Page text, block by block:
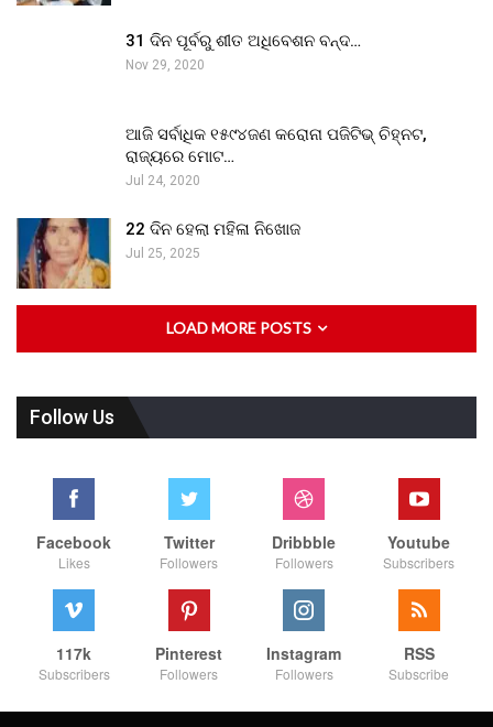
31 ଦିନ ପୂର୍ବରୁ ଶୀତ ଅଧିବେଶନ ବନ୍ଦ…
Nov 29, 2020
ଆଜି ସର୍ବାଧିକ ୧୫୯୪ଜଣ କରୋନା ପଜିଟିଭ୍ ଚିହ୍ନଟ,
ରାଜ୍ୟରେ ମୋଟ…
Jul 24, 2020
22 ଦିନ ହେଲା ମହିଳା ନିଖୋଜ
Jul 25, 2025
LOAD MORE POSTS
Follow Us
Facebook
Likes
Twitter
Followers
Dribbble
Followers
Youtube
Subscribers
117k
Subscribers
Pinterest
Followers
Instagram
Followers
RSS
Subscribe